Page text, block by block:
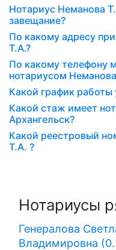
Нотариус Неманова
завещание?
По какому адресу
Т.А.?
По какому телефону
нотариусом
Какой график работы
Какой стаж имеет
Архангельск?
Какой реестровый
Т.А. ?
Нотариусы
Генералова
Владимировна